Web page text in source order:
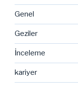
Genel
Geziler
İnceleme
kariyer